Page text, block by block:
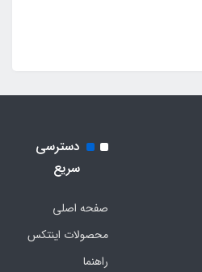
دسترسی
سریع
صفحه اصلی
محصولات اینتکس
راهنما